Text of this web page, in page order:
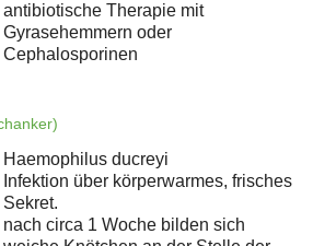
antibiotische Therapie mit
Gyrasehemmern oder
Cephalosporinen
Haemophilus ducreyi
Infektion über körperwarmes, frisches
Sekret.
nach circa 1 Woche bilden sich